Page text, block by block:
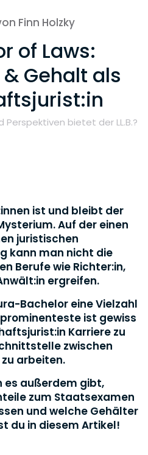
Finn Holzky
of Laws:
Gehalt als
bietet der LL.B.?
ist und bleibt der
Auf der einen
juristischen
kann man nicht die
Berufe wie Richter:in,
ergreifen.
Bachelor eine Vielzahl
ist gewiss
Karriere zu
zwischen
arbeiten.
es außerdem gibt,
zum Staatsexamen
und welche Gehälter
du in diesem Artikel!